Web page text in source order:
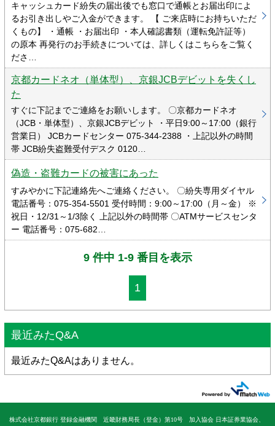
キャッシュカード紛失の届出後でも窓口で通帳とお届出印によ
るお引き出しやご入金ができます。 【 ご来店時にお持ちいただ
くもの】 ・通帳 ・お届出印 ・本人確認書類（運転免許証等）
の原本 再発行のお手続きについては、詳しくはこちらをご覧く
ださ…
京都カードネオ（単体型）、京銀JCBデビットを失くし
た
すぐに下記までご連絡をお願いします。 〇京都カードネオ
（JCB・単体型）、京銀JCBデビット ・平日9:00～17:00（銀行
営業日） JCBカードセンター 075-344-2388 ・上記以外の時間
帯 JCB紛失盗難受付デスク 0120…
偽造・盗難カードの被害にあった
すみやかに下記連絡先へご連絡ください。 〇紛失専用ダイヤル
電話番号：075-354-5501 受付時間：9:00～17:00（月～金） ※
祝日・12/31～1/3除く 上記以外の時間帯 〇ATMサービスセンタ
ー 電話番号：075-682…
9 件中 1-9 番目を表示
1
最近みたQ&A
最近みたQ&Aはありません。
株式会社京都銀行 登録金融機関 近畿財務局長（登金）第10号 加入協会 日本証券業協会、